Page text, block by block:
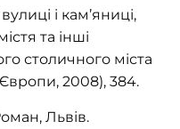
і кам’яниці,
та інші
столичного міста
2008), 384.
Львів.